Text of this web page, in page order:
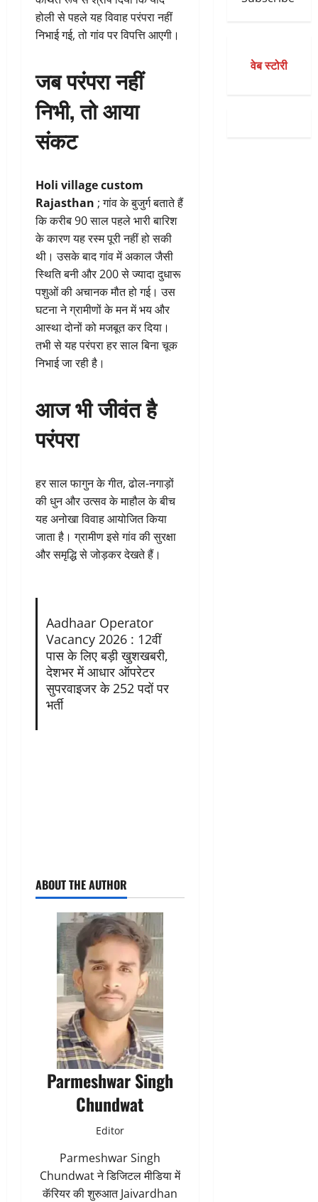
होली से पहले यह विवाह परंपरा नहीं
निभाई गई, तो गांव पर विपत्ति आएगी।
जब परंपरा नहीं
निभी, तो आया
संकट
Holi village custom
Rajasthan ; गांव के बुजुर्ग बताते हैं
कि करीब 90 साल पहले भारी बारिश
के कारण यह रस्म पूरी नहीं हो सकी
थी। उसके बाद गांव में अकाल जैसी
स्थिति बनी और 200 से ज्यादा दुधारू
पशुओं की अचानक मौत हो गई। उस
घटना ने ग्रामीणों के मन में भय और
आस्था दोनों को मजबूत कर दिया।
तभी से यह परंपरा हर साल बिना चूक
निभाई जा रही है।
आज भी जीवंत है
परंपरा
हर साल फागुन के गीत, ढोल-नगाड़ों
की धुन और उत्सव के माहौल के बीच
यह अनोखा विवाह आयोजित किया
जाता है। ग्रामीण इसे गांव की सुरक्षा
और समृद्धि से जोड़कर देखते हैं।
Aadhaar Operator
Vacancy 2026 : 12वीं
पास के लिए बड़ी खुशखबरी,
देशभर में आधार ऑपरेटर
सुपरवाइजर के 252 पदों पर
भर्ती
ABOUT THE AUTHOR
Parmeshwar Singh
Chundwat
Editor
Parmeshwar Singh
Chundwat ने डिजिटल मीडिया में
कॅरियर की शुरुआत Jaivardhan
वेब स्टोरी